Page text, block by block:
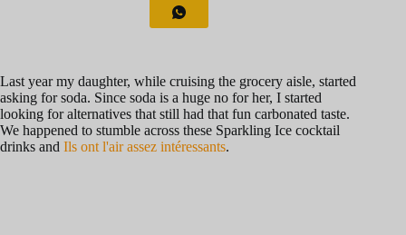
Last year my daughter, while cruising the grocery aisle, started
asking for soda. Since soda is a huge no for her, I started
looking for alternatives that still had that fun carbonated taste.
We happened to stumble across these Sparkling Ice cocktail
drinks and Ils ont l'air assez intéressants.